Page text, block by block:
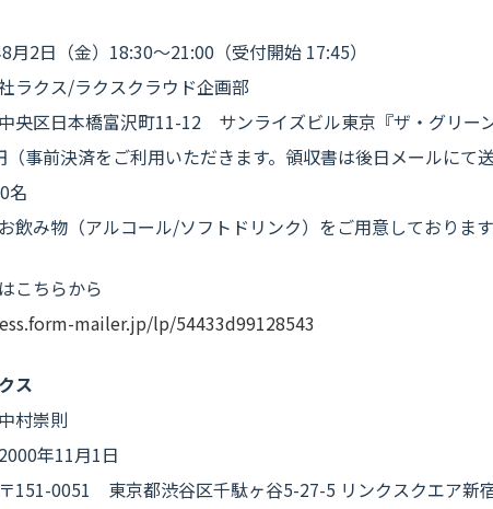
月2日（金）18:30〜21:00（受付開始 17:45）
ラクス/ラクスクラウド企画部
央区日本橋富沢町11-12 サンライズビル東京『ザ・グリー
事前決済をご利用いただきます。領収書は後日メールにて送
名
飲み物（アルコール/ソフトドリンク）をご用意しております
こちらから
mailer.jp/lp/54433d99128543
ス
村崇則
年11月1日
〒151-0051 東京都渋谷区千駄ヶ谷5-27-5 リンクスクエア新